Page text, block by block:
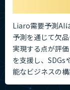
Liaro需要予測AI
予測を通じて欠
実現する点が評
を支援し、SDGs
能なビジネスの構